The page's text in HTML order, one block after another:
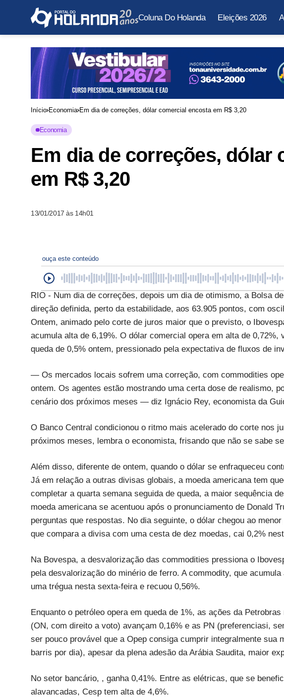
Coluna Do Holanda Eleições 2026
Início Economia Em dia de correções, dólar comercial encosta em R$ 3,20
Economia
Em dia de correções, dólar
em R$ 3,20
13/01/2017 às 14h01
ouça este conteúdo
RIO - Num dia de correções, depois um dia de otimismo, a Bolsa
direção definida, perto da estabilidade, aos 63.905 pontos, com
Ontem, animado pelo corte de juros maior que o previsto, o
acumula alta de 6,19%. O dólar comercial opera em alta de 0,72%,
queda de 0,5% ontem, pressionado pela expectativa de fluxos de
— Os mercados locais sofrem uma correção, com commodities
ontem. Os agentes estão mostrando uma certa dose de realismo,
cenário dos próximos meses — diz Ignácio Rey, economista da
O Banco Central condicionou o ritmo mais acelerado do corte nos
próximos meses, lembra o economista, frisando que não se sabe
Além disso, diferente de ontem, quando o dólar se enfraqueceu
Já em relação a outras divisas globais, a moeda americana tem
completar a quarta semana seguida de queda, a maior sequência
moeda americana se acentuou após o pronunciamento de Donald
perguntas que respostas. No dia seguinte, o dólar chegou ao
que compara a divisa com uma cesta de dez moedas, cai 0,2%
Na Bovespa, a desvalorização das commodities pressiona o
pela desvalorização do minério de ferro. A commodity, que
uma trégua nesta sexta-feira e recuou 0,56%.
Enquanto o petróleo opera em queda de 1%, as ações da
(ON, com direito a voto) avançam 0,16% e as PN (preferenciasi,
ser pouco provável que a Opep consiga cumprir integralmente sua
barris por dia), apesar da plena adesão da Arábia Saudita, maior
No setor bancário, , ganha 0,41%. Entre as elétricas, que se
alavancadas, Cesp tem alta de 4,6%.